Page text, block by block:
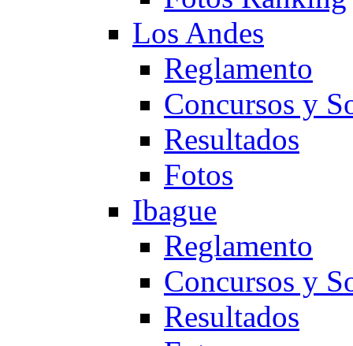
Los Andes
Reglamento
Concursos y
Resultados
Fotos
Ibague
Reglamento
Concursos y
Resultados